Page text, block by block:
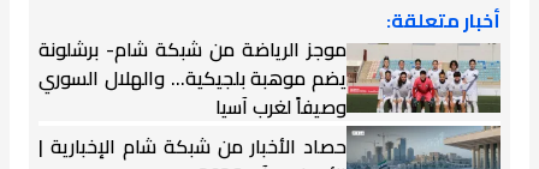
أخبار متعلقة:
موجز الرياضة من شبكة شام- برشلونة
يضم موهبة بلجيكية... والهلال السوري
وصيفاً لغرب آسيا
حصاد الأخبار من شبكة شام الإخبارية |